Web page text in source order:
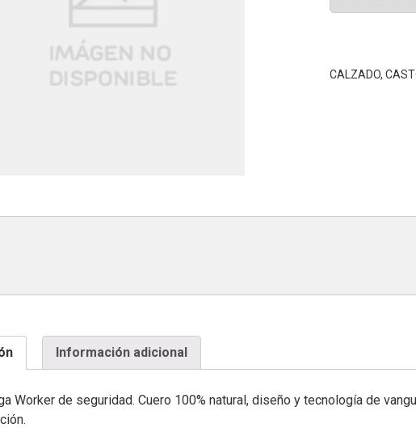
CALZADO,
Información adicional
Worker de seguridad. Cuero 100% natural, diseño y tecnología de